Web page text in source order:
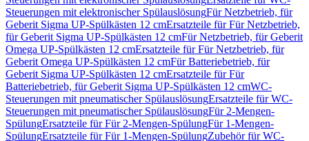
Steuerungen mit elektronischer SpülauslösungFür Netzbetrieb, für
Geberit Sigma UP-Spülkästen 12 cmErsatzteile für Für Netzbetrieb,
für Geberit Sigma UP-Spülkästen 12 cmFür Netzbetrieb, für Geberit
Omega UP-Spülkästen 12 cmErsatzteile für Für Netzbetrieb, für
Geberit Omega UP-Spülkästen 12 cmFür Batteriebetrieb, für
Geberit Sigma UP-Spülkästen 12 cmErsatzteile für Für
Batteriebetrieb, für Geberit Sigma UP-Spülkästen 12 cmWC-
Steuerungen mit pneumatischer SpülauslösungErsatzteile für WC-
Steuerungen mit pneumatischer SpülauslösungFür 2-Mengen-
SpülungErsatzteile für Für 2-Mengen-SpülungFür 1-Mengen-
SpülungErsatzteile für Für 1-Mengen-SpülungZubehör für WC-